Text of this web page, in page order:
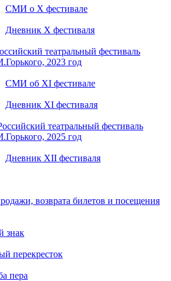
СМИ о X фестивале
Дневник X фестиваля
театральный фестиваль
2023 год
СМИ об XI фестивале
Дневник XI фестиваля
театральный фестиваль
2025 год
Дневник XII фестиваля
возврата билетов и посещения
знак
перекресток
пера